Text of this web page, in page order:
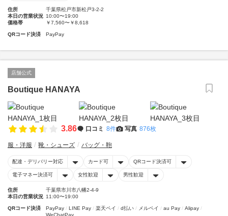
住所
千葉県松戸市新松戸3-2-2
本日の営業状況 10:00〜19:00
価格帯
￥7,560〜￥8,618
QRコード決済 PayPay
店舗公式
Boutique HANAYA
3.86 口コミ 8件 写真 876枚
服・洋服 靴・シューズ バッグ・鞄
配達・デリバリー対応 カード可 QRコード決済可
電子マネー決済可 女性歓迎 男性歓迎
住所
千葉県市川市八幡2-4-9
本日の営業状況 11:00〜19:00
QRコード決済 PayPay LINE Pay 楽天ペイ d払い メルペイ au Pay
Alipay
WeChatPay